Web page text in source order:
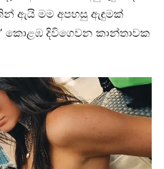
ඇයි මම අපහසු ඇඳුමක්
කොළඹ දිවිගෙවන කාන්තාවක